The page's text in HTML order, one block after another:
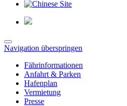
Navigation überspringen
Fährinformationen
Anfahrt & Parken
Hafenplan
Vermietung
Presse